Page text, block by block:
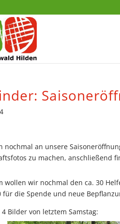
nochmal an unsere
zu machen, anschließend
wollen wir nochmal den ca. 30
für die Spende und neue
Bilder von letztem Samstag: